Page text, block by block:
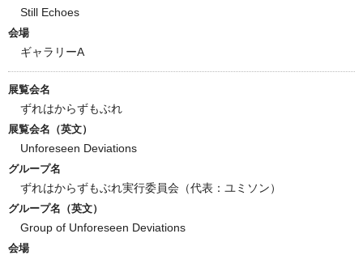
Still Echoes
会場
ギャラリーA
展覧会名
ずれはからずもぶれ
展覧会名（英文）
Unforeseen Deviations
グループ名
ずれはからずもぶれ実行委員会（代表：ユミソン）
グループ名（英文）
Group of Unforeseen Deviations
会場